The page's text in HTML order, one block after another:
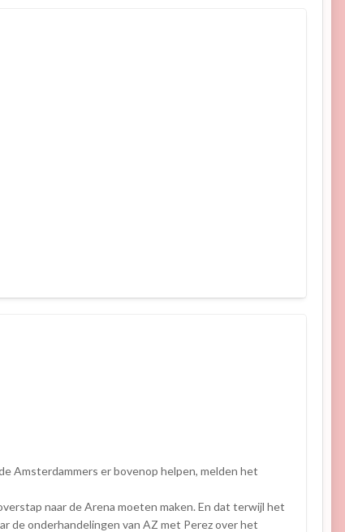
Amsterdammers er bovenop helpen, melden het
naar de Arena moeten maken. En dat terwijl het
de onderhandelingen van AZ met Perez over het